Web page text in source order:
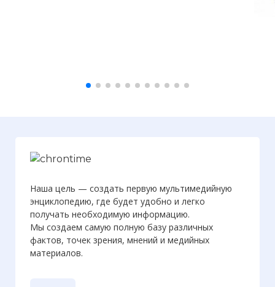
Наша цель — создать первую мультимедийную
энциклопедию, где будет удобно и легко
получать необходимую информацию.
Мы создаем самую полную базу различных
фактов, точек зрения, мнений и медийных
материалов.